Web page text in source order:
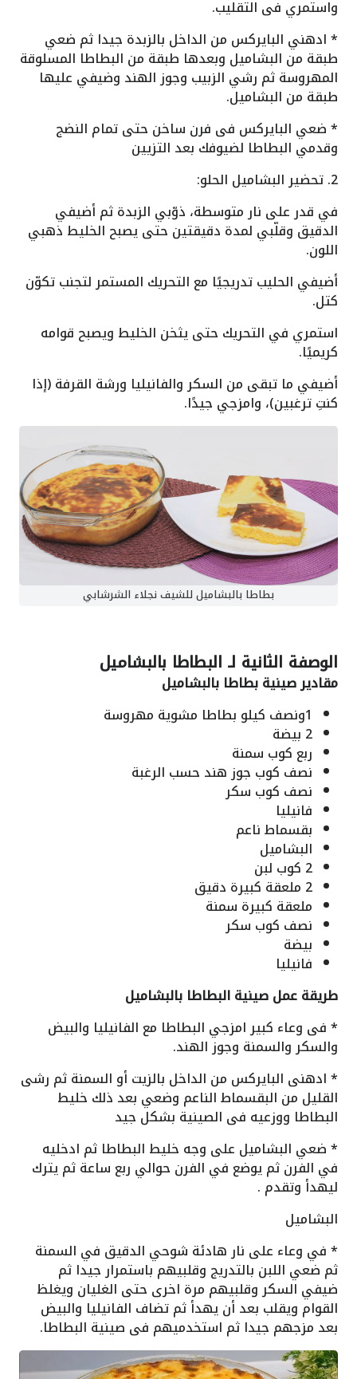
واستمري فى التقليب.
* ادهني البايركس من الداخل بالزبدة جيدا ثم ضعي
طبقة من البشاميل وبعدها طبقة من البطاطا المسلوقة
المهروسة ثم رشي الزبيب وجوز الهند وضيفي عليها
طبقة من البشاميل.
* ضعي البايركس فى فرن ساخن حتى تمام النضج
وقدمي البطاطا لضيوفك بعد التزيين
2. تحضير البشاميل الحلو:
في قدر على نار متوسطة، ذوّبي الزبدة ثم أضيفي
الدقيق وقلّبي لمدة دقيقتين حتى يصبح الخليط ذهبي
اللون.
أضيفي الحليب تدريجيًا مع التحريك المستمر لتجنب تكوّن
كتل.
استمري في التحريك حتى يثخن الخليط ويصبح قوامه
كريميًا.
أضيفي ما تبقى من السكر والفانيليا ورشة القرفة (إذا
كنتِ ترغبين)، وامزجي جيدًا.
بطاطا بالبشاميل للشيف نجلاء الشرشابي
الوصفة الثانية لـ البطاطا بالبشاميل
مقادير صينية بطاطا بالبشاميل
1ونصف كيلو بطاطا مشوية مهروسة
2 بيضة
ربع كوب سمنة
نصف كوب جوز هند حسب الرغبة
نصف كوب سكر
فانيليا
بقسماط ناعم
البشاميل
2 كوب لبن
2 ملعقة كبيرة دقيق
ملعقة كبيرة سمنة
نصف كوب سكر
بيضة
فانيليا
طريقة عمل صينية البطاطا بالبشاميل
* فى وعاء كبير امزجي البطاطا مع الفانيليا والبيض
والسكر والسمنة وجوز الهند.
* ادهنى البايركس من الداخل بالزيت أو السمنة ثم رشى
القليل من البقسماط الناعم وضعي بعد ذلك خليط
البطاطا ووزعيه فى الصينية بشكل جيد
* ضعي البشاميل على وجه خليط البطاطا ثم ادخليه
في الفرن ثم يوضع في الفرن حوالي ربع ساعة ثم يترك
ليهدأ وتقدم .
البشاميل
* في وعاء على نار هادئة شوحي الدقيق في السمنة
ثم ضعي اللبن بالتدريج وقلبيهم باستمرار جيدا ثم
ضيفي السكر وقلبيهم مرة اخرى حتى الغليان ويغلظ
القوام ويقلب بعد أن يهدأ ثم تضاف الفانيليا والبيض
بعد مزجهم جيدا ثم استخدميهم فى صينية البطاطا.